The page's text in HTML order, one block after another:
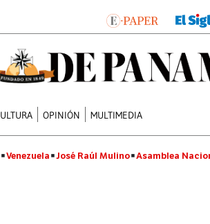
OPINIÓN MULTIMEDIA
Venezuela José Raúl Mulino Asamblea